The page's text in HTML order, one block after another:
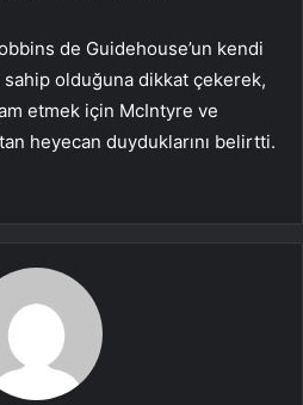
de Guidehouse’un kendi
olduğuna dikkat çekerek,
etmek için McIntyre ve
heyecan duyduklarını belirtti.